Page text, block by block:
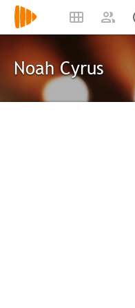
Noah Cyrus